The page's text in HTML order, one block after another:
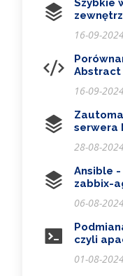
Szybkie
16-09-
Abstract
16-09-
serwera
28-08-
Ansible
zabbix-
06-08-
czyli
01-08-